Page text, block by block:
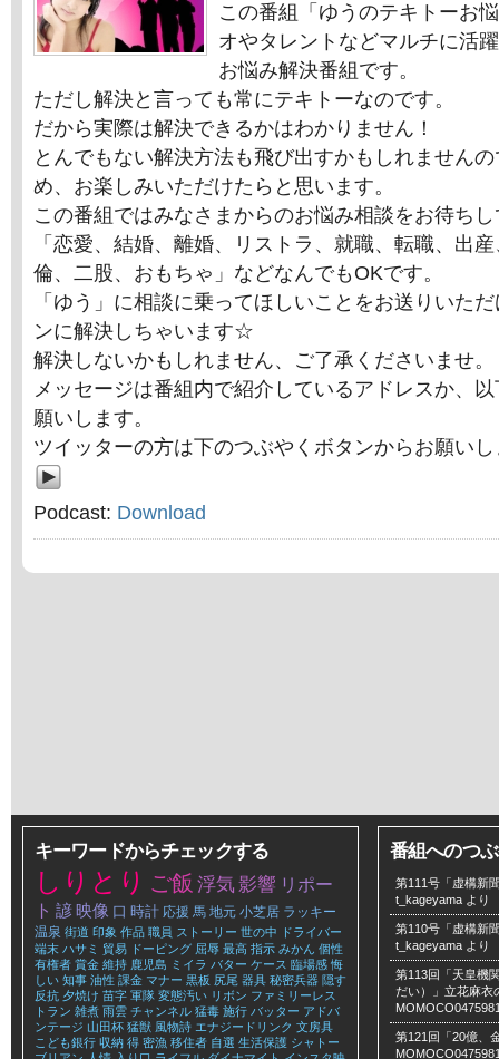
この番組「ゆうのテキトーお
オやタレントなどマルチに活
お悩み解決番組です。
ただし解決と言っても常にテキトーなのです。
だから実際は解決できるかはわかりません！
とんでもない解決方法も飛び出すかもしれません
め、お楽しみいただけたらと思います。
この番組ではみなさまからのお悩み相談をお待ち
「恋愛、結婚、離婚、リストラ、就職、転職、出
倫、二股、おもちゃ」などなんでもOKです。
「ゆう」に相談に乗ってほしいことをお送りいた
ンに解決しちゃいます☆
解決しないかもしれません、ご了承くださいませ。
メッセージは番組内で紹介しているアドレスか、
願いします。
ツイッターの方は下のつぶやくボタンからお願い
Podcast: Download
キーワードからチェックする
しりとり ご飯 浮気 影響 リポー
ト 諺 映像 口 時計 応援 馬 地元 小芝居 ラッキー
温泉 街道 印象 作品 職員 ストーリー 世の中
ドライバー
端末 ハサミ 貿易 ドーピング 屈辱 最高 指示 みかん 個性
有権者 賞金 維持 鹿児島 ミイラ バター ケース 臨場感 悔
しい 知事 油性 課金 マナー 黒板 尻尾 器具 秘密兵器 隠す
反抗 夕焼け 苗字 軍隊 変態汚い リボン ファミリーレス
トラン 雑煮 雨雲 チャンネル 猛毒 施行 バッター アドバ
ンテージ 山田杯 猛獣 風物詩 エナジードリンク 文房具
こども銀行 収納 得 密漁 移住者 自選 生活保護 シャトー
番組へのつ
第111号「虚構新
t_kageyama より
第110号「虚構新
t_kageyama より
第113回「天皇機
だい）」立花麻衣
第121回「20億、